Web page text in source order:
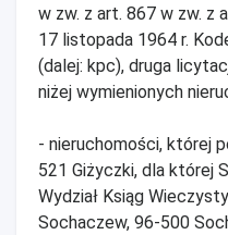
w zw. z art. 867 w zw. z
17 listopada 1964 r.
(dalej: kpc), druga
niżej wymienionych
- nieruchomości, której
521 Giżyczki, dla której
Wydział Ksiąg
Sochaczew, 96-500